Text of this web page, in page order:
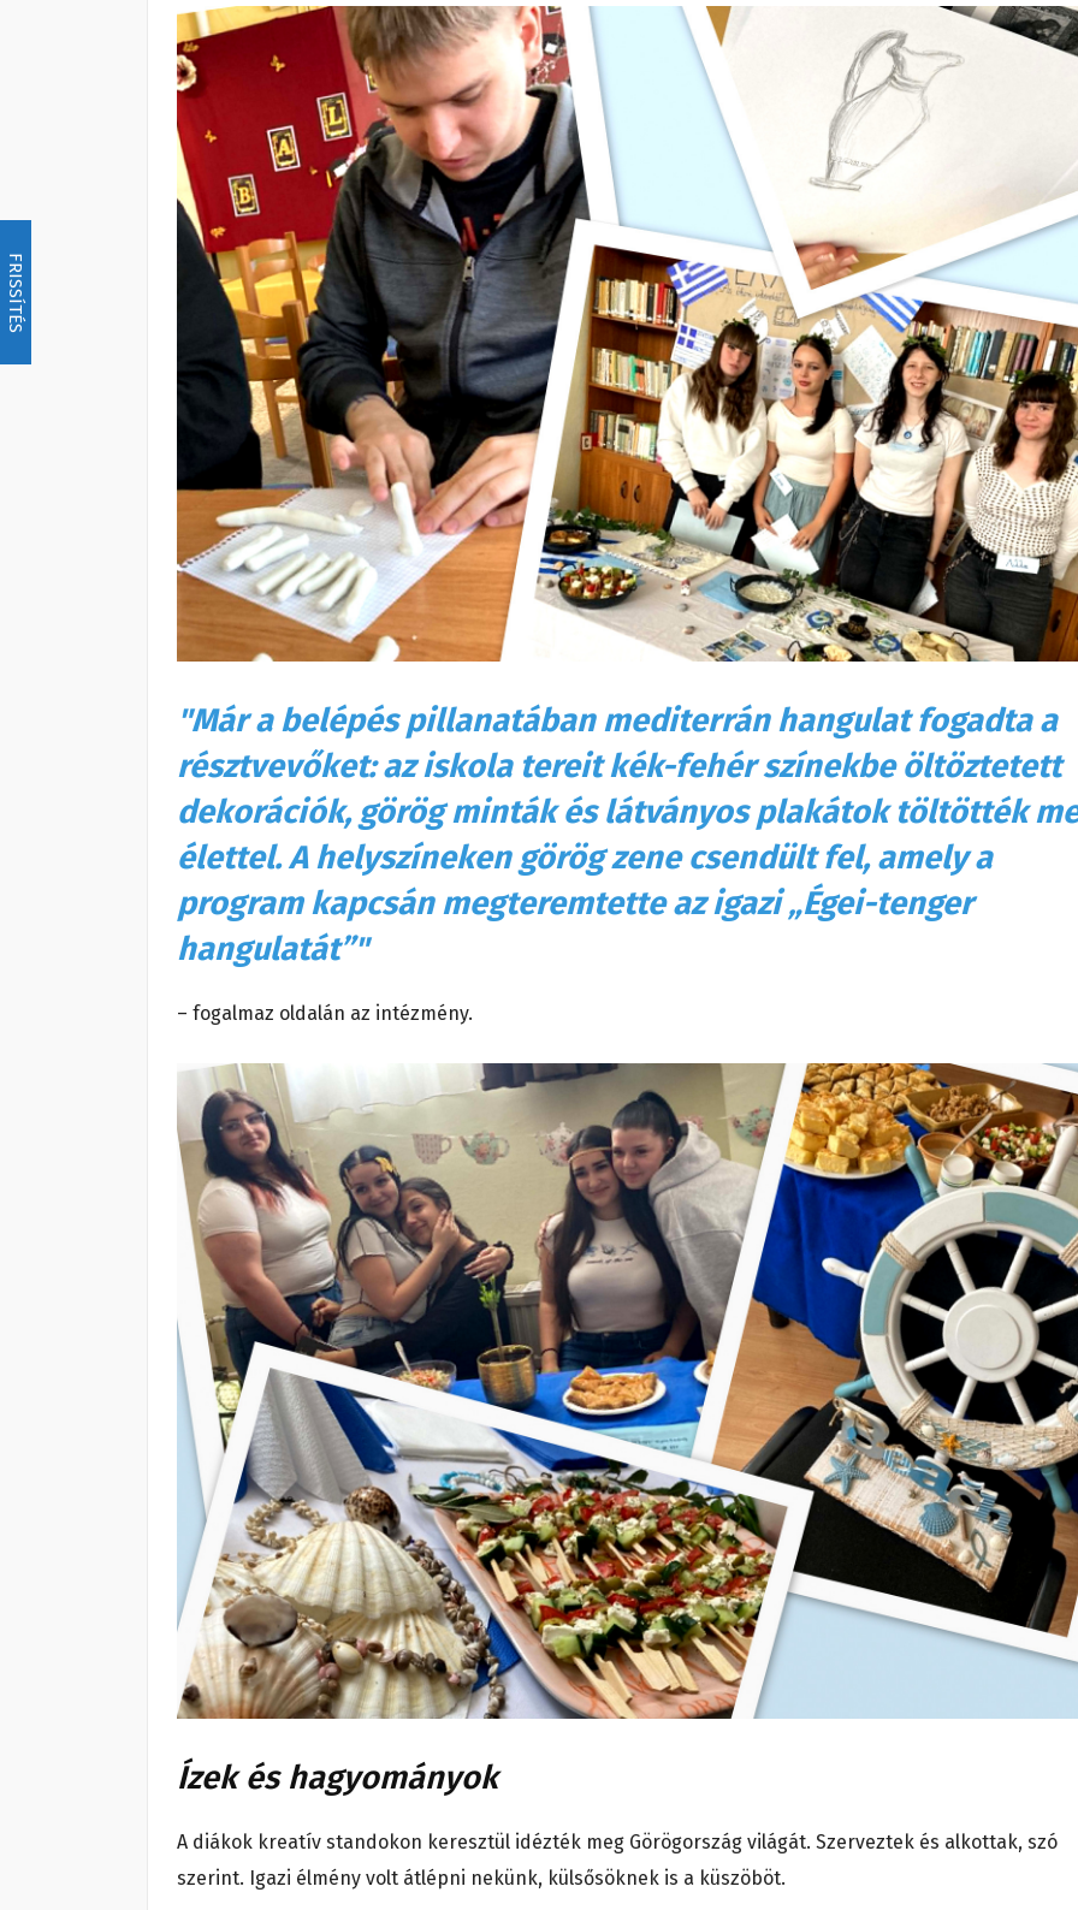
FRISSÍTÉS
"Már a belépés pillanatában mediterrán hangulat fogadta a
résztvevőket: az iskola tereit kék-fehér színekbe öltöztetett
dekorációk, görög minták és látványos plakátok töltötték
élettel. A helyszíneken görög zene csendült fel, amely a
program kapcsán megteremtette az igazi „Égei-tenger
hangulatát”"
– fogalmaz oldalán az intézmény.
Ízek és hagyományok
A diákok kreatív standokon keresztül idézték meg Görögország világát. Szerveztek és alkottak, szó
szerint. Igazi élmény volt átlépni nekünk, külsősöknek is a küszöböt.